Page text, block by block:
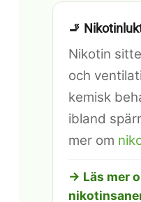
🚬
Nikotin
och
kemisk
ibland
mer om
→ Läs mer